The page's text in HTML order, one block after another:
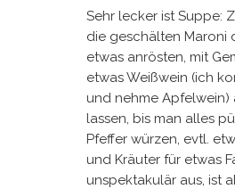
Sehr lecker ist Suppe:
die geschälten Maroni
etwas anrösten, mit
etwas Weißwein (ich
und nehme Apfelwein)
lassen, bis man alles
Pfeffer würzen, evtl.
und Kräuter für etwas
unspektakulär aus, ist